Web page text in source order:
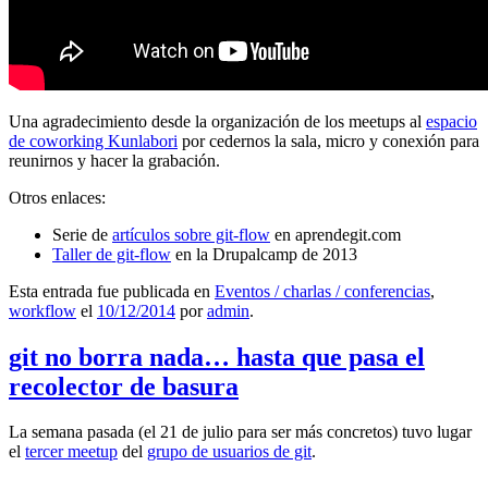
Una agradecimiento desde la organización de los meetups al espacio
de coworking Kunlabori por cedernos la sala, micro y conexión para
reunirnos y hacer la grabación.
Otros enlaces:
Serie de artículos sobre git-flow en aprendegit.com
Taller de git-flow en la Drupalcamp de 2013
Esta entrada fue publicada en Eventos / charlas / conferencias,
workflow el 10/12/2014 poradmin.
git no borra nada… hasta que pasa el
recolector de basura
La semana pasada (el 21 de julio para ser más concretos) tuvo lugar
el tercer meetup del grupo de usuarios de git.